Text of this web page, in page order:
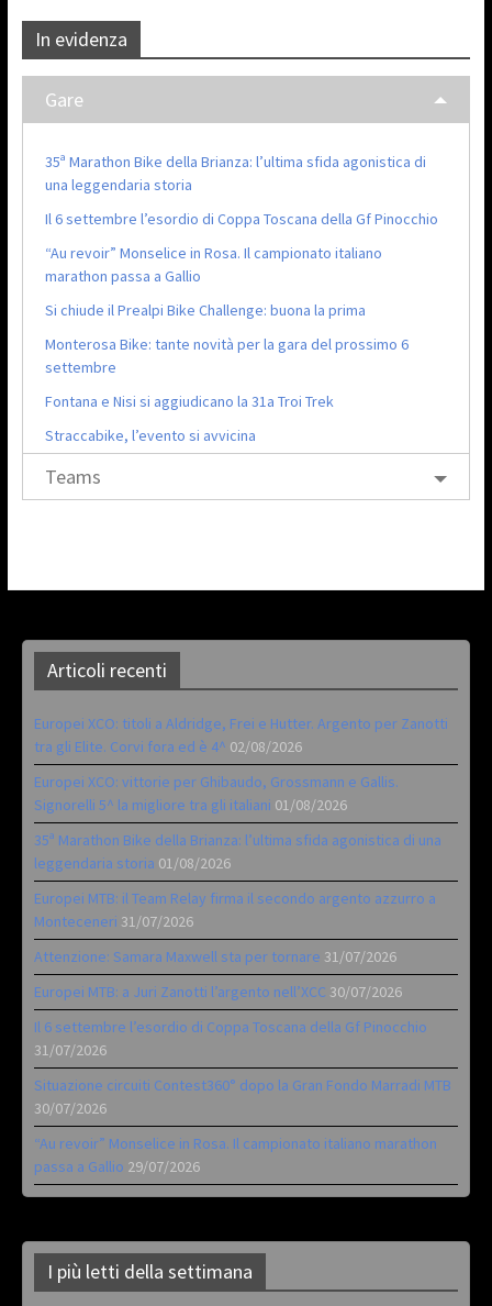
In evidenza
Gare
35ª Marathon Bike della Brianza: l’ultima sfida agonistica di
una leggendaria storia
Il 6 settembre l’esordio di Coppa Toscana della Gf Pinocchio
“Au revoir” Monselice in Rosa. Il campionato italiano
marathon passa a Gallio
Si chiude il Prealpi Bike Challenge: buona la prima
Monterosa Bike: tante novità per la gara del prossimo 6
settembre
Fontana e Nisi si aggiudicano la 31a Troi Trek
Straccabike, l’evento si avvicina
Teams
Articoli recenti
Europei XCO: titoli a Aldridge, Frei e Hutter. Argento per Zanotti
tra gli Elite. Corvi fora ed è 4^ 02/08/2026
Europei XCO: vittorie per Ghibaudo, Grossmann e Gallis.
Signorelli 5^ la migliore tra gli italiani 01/08/2026
35ª Marathon Bike della Brianza: l’ultima sfida agonistica di una
leggendaria storia 01/08/2026
Europei MTB: il Team Relay firma il secondo argento azzurro a
Monteceneri 31/07/2026
Attenzione: Samara Maxwell sta per tornare 31/07/2026
Europei MTB: a Juri Zanotti l’argento nell’XCC 30/07/2026
Il 6 settembre l’esordio di Coppa Toscana della Gf Pinocchio
31/07/2026
Situazione circuiti Contest360° dopo la Gran Fondo Marradi MTB
30/07/2026
“Au revoir” Monselice in Rosa. Il campionato italiano marathon
passa a Gallio 29/07/2026
I più letti della settimana